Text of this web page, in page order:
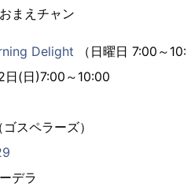
まえチャン
Delight （日曜日 7:00～
(日)7:00～10:00
スペラーズ）
デラ